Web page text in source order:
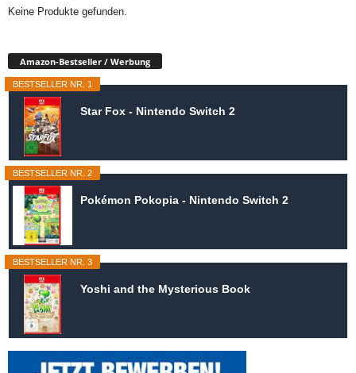
Keine Produkte gefunden.
Amazon-Bestseller / Werbung
BESTSELLER NR. 1
Star Fox - Nintendo Switch 2
BESTSELLER NR. 2
Pokémon Pokopia - Nintendo Switch 2
BESTSELLER NR. 3
Yoshi and the Mysterious Book